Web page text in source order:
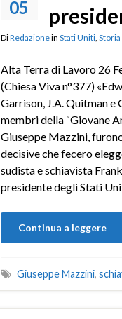
05
DiRedazionein Stati Uniti, Storia
Alta Terra di Lavoro 26
(Chiesa Viva n°377)
Garrison, J.A. Quitman e
membri della “Giovane
Giuseppe Mazzini,
decisive che fecero
sudista e schiavista
presidente degli Stati
Continua a leggere
Giuseppe Mazzini,